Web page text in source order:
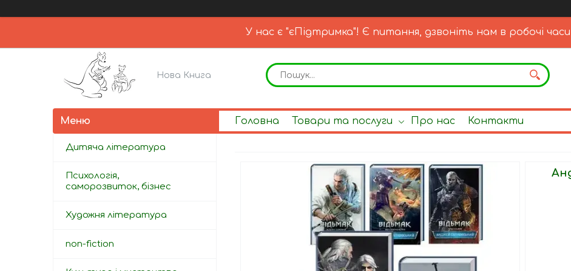
У нас є "єПідтримка"! Є питання, дзвоніть нам в робочі часи
Нова Книга
Головна Товари та послуги Про нас Контакти
Дитяча література
Психологія,
саморозвиток, бізнес
Художня література
non-fiction